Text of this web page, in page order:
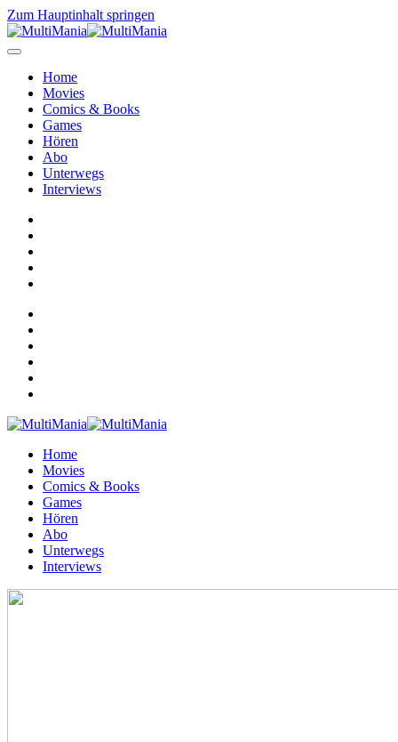
Zum Hauptinhalt springen
Home
Movies
Comics & Books
Games
Hören
Abo
Unterwegs
Interviews
Home
Movies
Comics & Books
Games
Hören
Abo
Unterwegs
Interviews